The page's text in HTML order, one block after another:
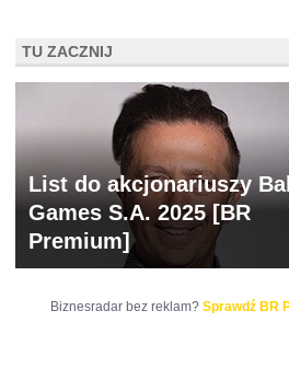
TU ZACZNIJ
List do akcjonariuszy
Games S.A. 2025 [BR
Premium]
Biznesradar bez reklam? Sprawdź BR